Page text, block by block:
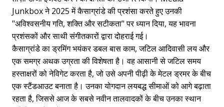
Junkbox ने 2025 में कैसाग्रांडे की प्रशंसा करते हुए उनकी
"अविश्वसनीय गति, शक्ति और सटीकता" पर ध्यान दिया, यह भावना
प्रशंसकों और साथी संगीतकारों द्वारा दोहराई गई।
कैसाग्रांडे का ड्रमिंग भयंकर डबल बास काम, जटिल आदिवासी लय और
एक समग्र अथक उग्रता की विशेषता है। वह आसानी से जटिल समय
हस्ताक्षरों को नेविगेट करता है, जो उसे अपनी पीढ़ी के मेटल ड्रमर के बीच
एक स्टैंडआउट बनाता है। उनका योगदान लयबद्ध सीमाओं को आगे बढ़ाता
रहता है, जिससे आज के सबसे नवीन तालवादकों के बीच उनका स्थान